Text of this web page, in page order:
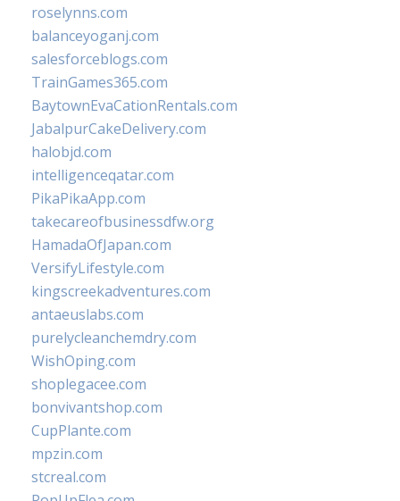
roselynns.com
balanceyoganj.com
salesforceblogs.com
TrainGames365.com
BaytownEvaCationRentals.com
JabalpurCakeDelivery.com
halobjd.com
intelligenceqatar.com
PikaPikaApp.com
takecareofbusinessdfw.org
HamadaOfJapan.com
VersifyLifestyle.com
kingscreekadventures.com
antaeuslabs.com
purelycleanchemdry.com
WishOping.com
shoplegacee.com
bonvivantshop.com
CupPlante.com
mpzin.com
stcreal.com